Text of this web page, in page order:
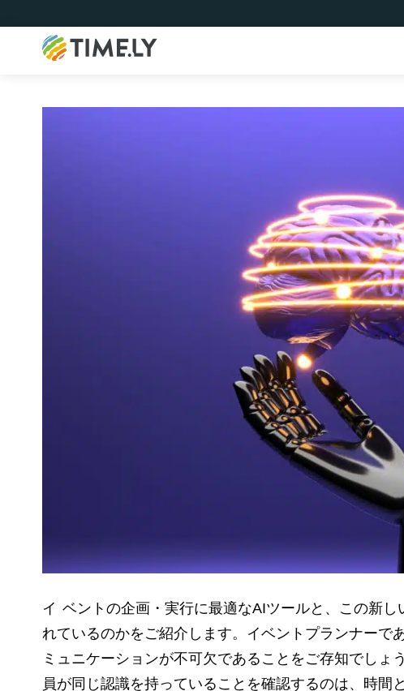
Timely
イベントの企画・実行に最適なAIツールと、この新しいテクノロジーがなぜこれほど重要視さ
れているのかをご紹介します。イベントプランナーで
ミュニケーションが不可欠であることをご存知でしょ
員が同じ認識を持っていることを確認するのは、時間